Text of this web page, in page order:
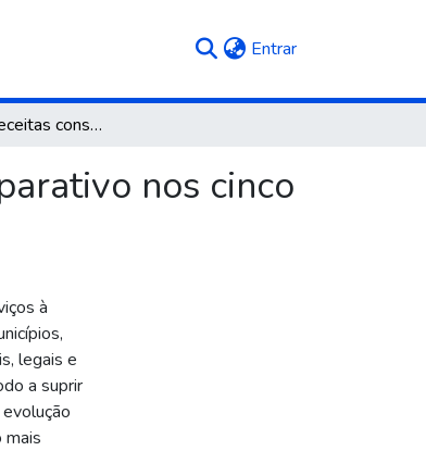
Entrar(current)
Evolução das receitas constitucionais e legais, um comparativo nos cinco mais populosos municípios do RS
nos cinco
à
legais e
a suprir
mais